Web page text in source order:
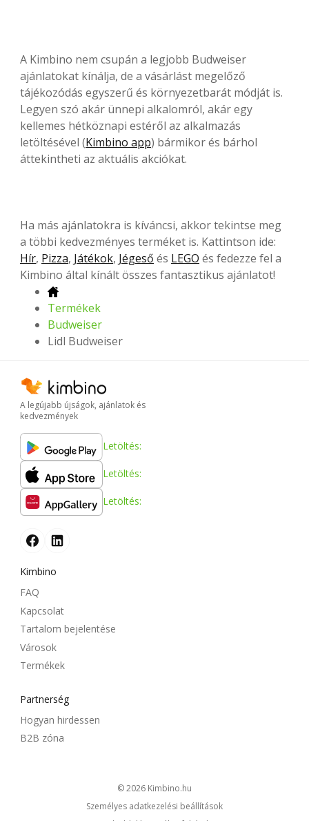
A Kimbino nem csupán a legjobb Budweiser
ajánlatokat kínálja, de a vásárlást megelőző
tájékozódás egyszerű és környezetbarát módját is.
Legyen szó akár ünnepi alkalomról, akár egy
kellemes hétköznapi estéről az alkalmazás
letöltésével (Kimbino app) bármikor és bárhol
áttekintheti az aktuális akciókat.
Ha más ajánlatokra is kíváncsi, akkor tekintse meg
a többi kedvezményes terméket is. Kattintson ide:
Hír, Pizza, Játékok, Jégeső és LEGO és fedezze fel a
Kimbino által kínált összes fantasztikus ajánlatot!
Termékek
Budweiser
Lidl Budweiser
A legújabb újságok, ajánlatok és
kedvezmények
Letöltés:
Letöltés:
Letöltés:
Kimbino
FAQ
Kapcsolat
Tartalom bejelentése
Városok
Termékek
Partnerség
Hogyan hirdessen
B2B zóna
© 2026
kimbino.hu
Személyes adatkezelési beállítások